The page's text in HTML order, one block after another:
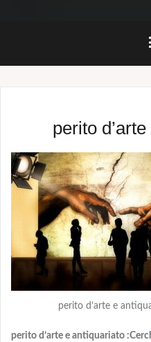
perito
perito d’arte e
perito d’arte e antiquariato